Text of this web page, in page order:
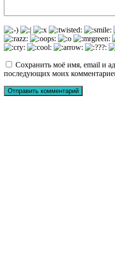
Сохранить моё имя, email и
последующих моих